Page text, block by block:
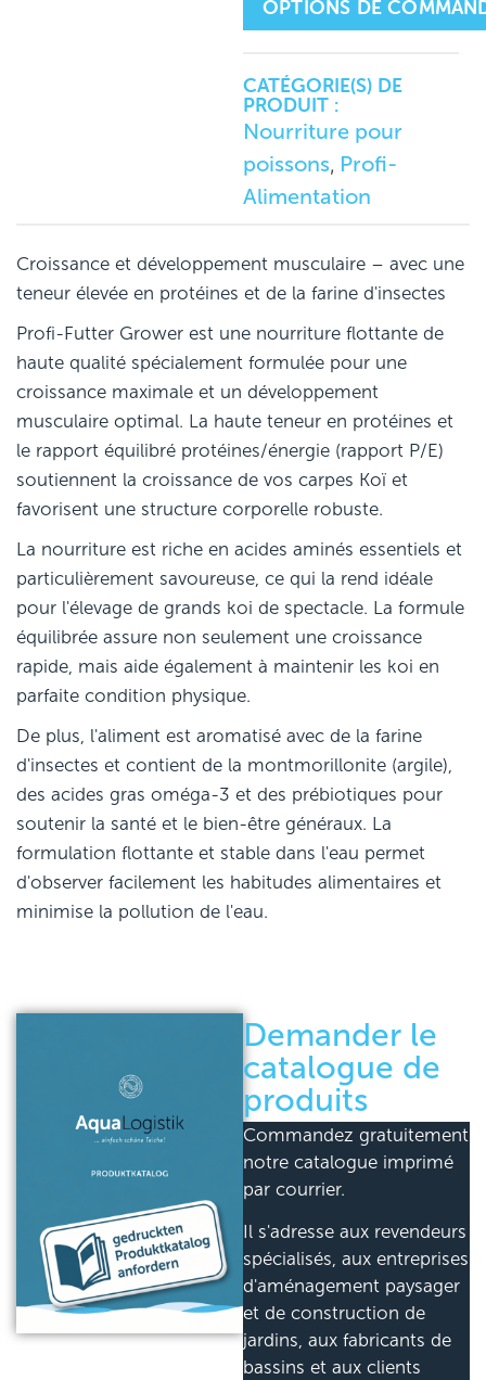
OPTIONS DE
CATÉGORIE(S) DE
PRODUIT :
Nourriture pour
poissons, Profi-
Alimentation
Croissance et développement musculaire – avec une
teneur élevée en protéines et de la farine d'insectes
Profi-Futter Grower est une nourriture flottante de
haute qualité spécialement formulée pour une
croissance maximale et un développement
musculaire optimal. La haute teneur en protéines et
le rapport équilibré protéines/énergie (rapport P/E)
soutiennent la croissance de vos carpes Koï et
favorisent une structure corporelle robuste.
La nourriture est riche en acides aminés essentiels et
particulièrement savoureuse, ce qui la rend idéale
pour l'élevage de grands koi de spectacle. La formule
équilibrée assure non seulement une croissance
rapide, mais aide également à maintenir les koi en
parfaite condition physique.
De plus, l'aliment est aromatisé avec de la farine
d'insectes et contient de la montmorillonite (argile),
des acides gras oméga-3 et des prébiotiques pour
soutenir la santé et le bien-être généraux. La
formulation flottante et stable dans l'eau permet
d'observer facilement les habitudes alimentaires et
minimise la pollution de l'eau.
Demander le
catalogue de
produits
Commandez gratuitement
notre catalogue imprimé
par courrier.
Il s'adresse aux revendeurs
spécialisés, aux entreprises
d'aménagement paysager
et de construction de
jardins, aux fabricants de
bassins et aux clients